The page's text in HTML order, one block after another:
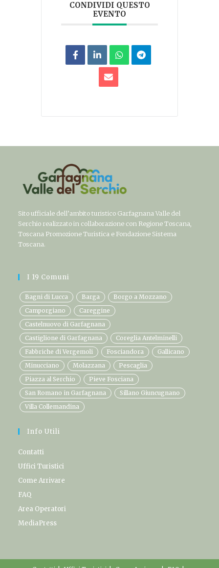
CONDIVIDI QUESTO
EVENTO
Sito ufficiale dell’ambito turistico Garfagnana Valle del
Serchio realizzato in collaborazione con Regione Toscana,
Toscana Promozione Turistica e Fondazione Sistema
Toscana.
I 19 Comuni
Bagni di Lucca Barga
Borgo a Mozzano
Camporgiano
Careggine
Castelnuovo di Garfagnana
Castiglione di Garfagnana
Coreglia Antelminelli
Fabbriche di Vergemoli
Fosciandora
Gallicano
Minucciano
Molazzana
Pescaglia
Piazza al Serchio
Pieve Fosciana
San Romano in Garfagnana
Sillano Giuncugnano
Villa Collemandina
Info Utili
Contatti
Uffici Turistici
Come Arrivare
FAQ
Area Operatori
MediaPress